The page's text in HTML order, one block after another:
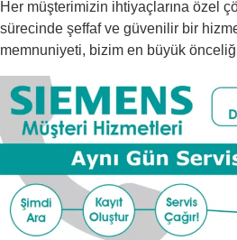
Her müşterimizin ihtiyaçlarına özel
sürecinde şeffaf ve güvenilir bir
memnuniyeti, bizim en büyük